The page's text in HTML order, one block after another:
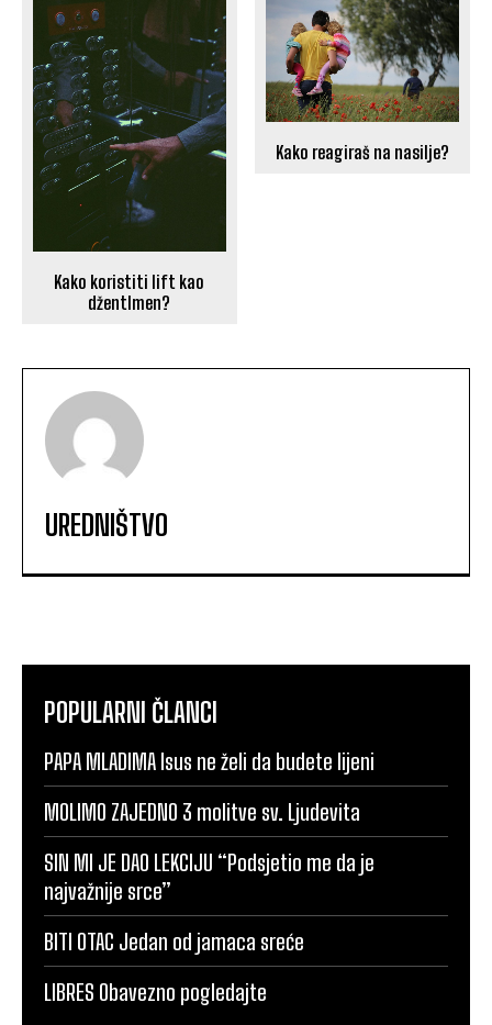
Kako koristiti lift kao
džentlmen?
Kako reagiraš na nasilje?
UREDNIŠTVO
POPULARNI ČLANCI
PAPA MLADIMA Isus ne želi da budete lijeni
MOLIMO ZAJEDNO 3 molitve sv. Ljudevita
SIN MI JE DAO LEKCIJU “Podsjetio me da je
najvažnije srce”
BITI OTAC Jedan od jamaca sreće
LIBRES Obavezno pogledajte